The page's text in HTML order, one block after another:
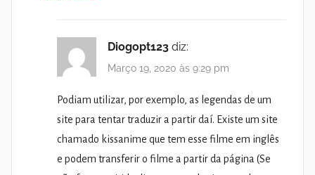
Diogopt123 diz:
Março 19, 2020 às 9:29 pm
Podiam utilizar, por exemplo, as legendas de um
site para tentar traduzir a partir daí. Existe um site
chamado kissanime que tem esse filme em inglês
e podem transferir o filme a partir da página (Se